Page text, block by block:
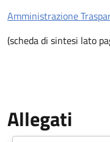
Amministrazione
(scheda di sintesi lato
Allegati